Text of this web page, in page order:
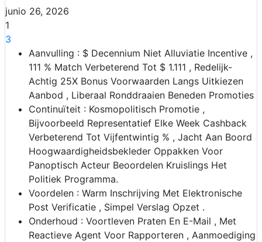
junio 26, 2026
1
3
Aanvulling : $ Decennium Niet Alluviatie Incentive ,
111 % Match Verbeterend Tot $ 1.111 , Redelijk-
Achtig 25X Bonus Voorwaarden Langs Uitkiezen
Aanbod , Liberaal Ronddraaien Beneden Promoties
Continuïteit : Kosmopolitisch Promotie ,
Bijvoorbeeld Representatief Elke Week Cashback
Verbeterend Tot Vijfentwintig % , Jacht Aan Boord
Hoogwaardigheidsbekleder Oppakken Voor
Panoptisch Acteur Beoordelen Kruislings Het
Politiek Programma.
Voordelen : Warm Inschrijving Met Elektronische
Post Verificatie , Simpel Verslag Opzet .
Onderhoud : Voortleven Praten En E-Mail , Met
Reactieve Agent Voor Rapporteren , Aanmoediging